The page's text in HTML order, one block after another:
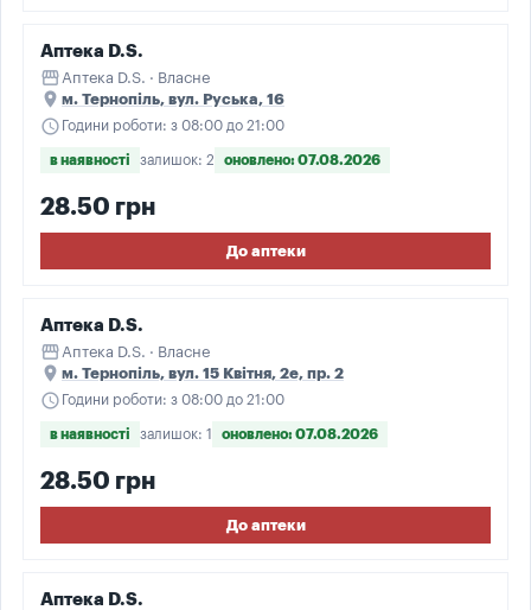
Аптека D.S.
storefront Аптека D.S. · Власне
place м. Тернопіль, вул. Руська, 16
schedule Години роботи: з 08:00 до 21:00
в наявності залишок: 2 оновлено: 07.08.2026
28.50 грн
До аптеки
Аптека D.S.
storefront Аптека D.S. · Власне
place м. Тернопіль, вул. 15 Квітня, 2е, пр. 2
schedule Години роботи: з 08:00 до 21:00
в наявності залишок: 1 оновлено: 07.08.2026
28.50 грн
До аптеки
Аптека D.S.